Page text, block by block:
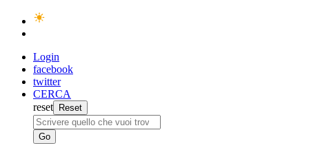
Login
facebook
twitter
CERCA
reset